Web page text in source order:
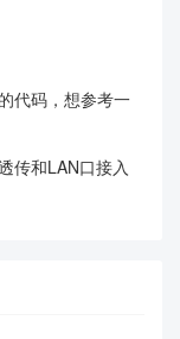
代码，想参考一
传和LAN口接入